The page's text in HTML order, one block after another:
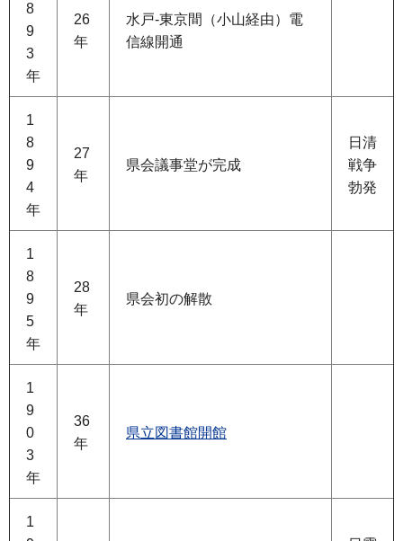
8
9
3
年
26
年
水戸-東京間（小山経由）電
信線開通
1
8
9
4
年
27
年
県会議事堂が完成
日清
戦争
勃発
1
8
9
5
年
28
年
県会初の解散
1
9
0
3
年
36
年
県立図書館開館
1